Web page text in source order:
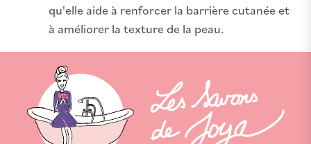
qu'elle aide à renforcer la barrière cutanée et
à améliorer la texture de la peau.